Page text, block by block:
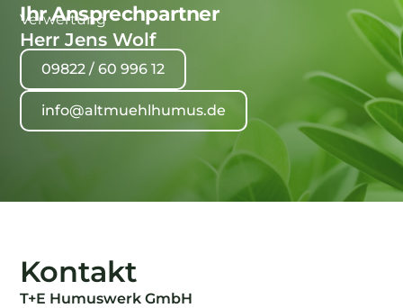
Ihr Ansprechpartner
Verwertung
Herr Jens Wolf
09822 / 60 996 12
info@altmuehlhumus.de
Kontakt
T+E Humuswerk GmbH